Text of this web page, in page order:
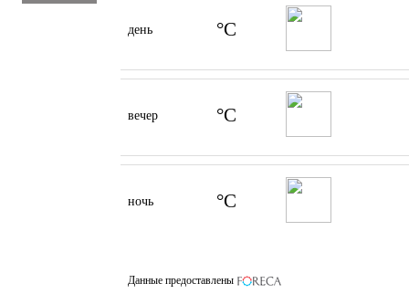
день °C
вечер °C
ночь °C
Данные предоставлены